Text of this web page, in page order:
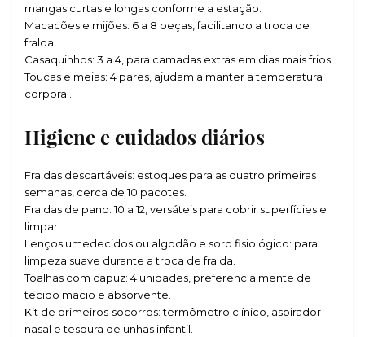
mangas curtas e longas conforme a estação.
Macacões e mijões: 6 a 8 peças, facilitando a troca de
fralda.
Casaquinhos: 3 a 4, para camadas extras em dias mais frios.
Toucas e meias: 4 pares, ajudam a manter a temperatura
corporal.
Higiene e cuidados diários
Fraldas descartáveis: estoques para as quatro primeiras
semanas, cerca de 10 pacotes.
Fraldas de pano: 10 a 12, versáteis para cobrir superfícies e
limpar.
Lenços umedecidos ou algodão e soro fisiológico: para
limpeza suave durante a troca de fralda.
Toalhas com capuz: 4 unidades, preferencialmente de
tecido macio e absorvente.
Kit de primeiros‑socorros: termômetro clínico, aspirador
nasal e tesoura de unhas infantil.